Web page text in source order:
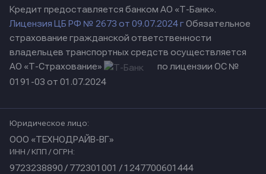
Кредит предоставляется банком АО «Т-Банк».
Лицензия ЦБ РФ № 2673 от 09.07.2024 гОбязательное
страхование гражданской ответственности
владельцев транспортных средств осуществляется
АО «Т-Страхование»
по лицензии ОС №
0191-03 от 01.07.2024
Юридическое лицо:
ООО «ТЕХНОДРАЙВ-ВГ»
ИНН / КПП / ОГРН:
9723238890 / 772301001 / 1247700601444